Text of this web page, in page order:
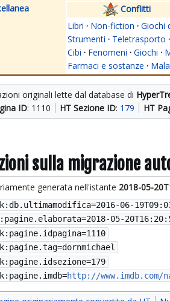
Conflitti
Libri · Non-fiction · Giochi
Strumenti · Teletrasporto ·
Cibi · Fenomeni · Giochi ·
Farmaci e sostanze ·
originali lette dal database di
ID: 1110 HT Sezione ID: 179 HT
sulla migrazione
generata nell'istante 2018-05-
2016-06-
2018-05-
http://www.imdb.com/